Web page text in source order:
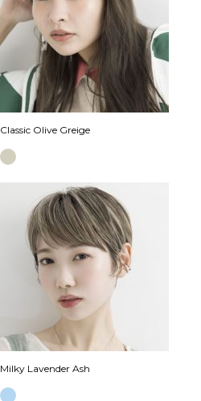
Classic Olive Greige
Milky Lavender Ash